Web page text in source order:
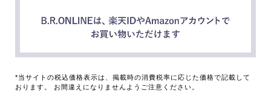
*当サイトの税込価格表示は、掲載時の消費税率に応じた価格で記載して
おります。 お間違えになりませんようご注意ください。